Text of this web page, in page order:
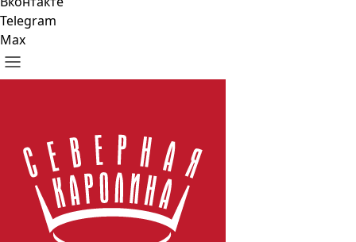
Telegram
Max